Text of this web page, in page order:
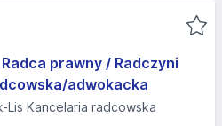
prawny / Radczyni
adwokacka
Lis Kancelaria radcowska